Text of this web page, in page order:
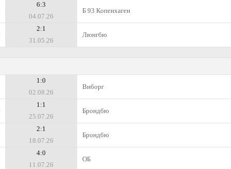
6:3
04.07.26
Б 93 Копенхаген
2:1
31.05.26
Люнгбю
1:0
02.08.26
Виборг
1:1
25.07.26
Брондбю
2:1
18.07.26
Брондбю
4:0
11.07.26
ОБ